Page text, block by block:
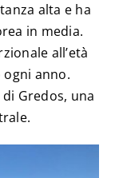
alta e ha
in media.
all’età
ogni anno.
Gredos, una